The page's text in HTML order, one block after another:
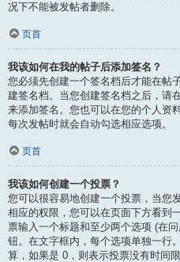
况下不能被发帖者删除。
页首
我该如何在我的帖子后添加签名？
您必须先创建一个签名档后才能在帖
建签名档。当您创建签名档之后，请
来添加签名。您也可以在您的个人资
每次发帖时就会自动勾选相应选项。
页首
我该如何创建一个投票？
您可以很容易地创建一个投票，当您
相应的权限，您可以在页面下方看到
票输入一个标题和至少两个选项 (在
钮。在文字框内，每个选项单独一行
算，如果是 0，则表示投票没有时间